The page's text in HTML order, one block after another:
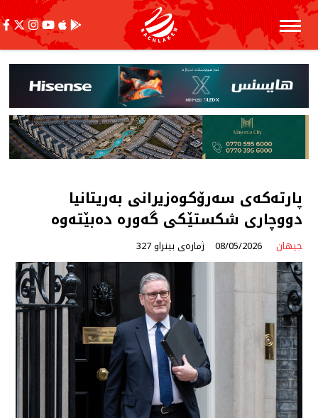
پارتەكەی سەرۆكوەزیرانی بەریتانیا
دووچاری شكستێكی گەورە دەبێتەوە
جیهان 08/05/2026 ژمارەی بینراو 327